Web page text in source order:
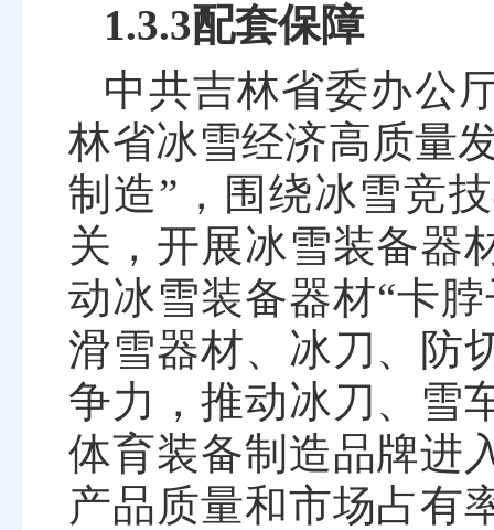
1.3.3配套保障
中共吉林省委办公
林省冰雪经济高质量
制造”，围绕冰雪竞
关，开展冰雪装备器
动冰雪装备器材“卡
滑雪器材、冰刀、防
争力，推动冰刀、雪
体育装备制造品牌进
产品质量和市场占有